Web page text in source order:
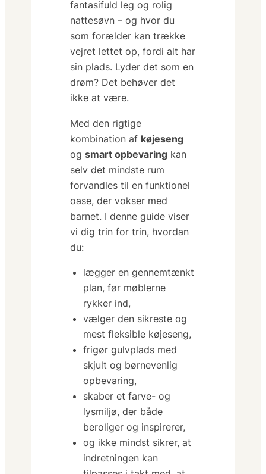
fantasifuld leg og rolig
nattesøvn – og hvor du
som forælder kan trække
vejret lettet op, fordi alt har
sin plads. Lyder det som en
drøm? Det behøver det
ikke at være.
Med den rigtige
kombination af køjeseng
ogsmart opbevaring kan
selv det mindste rum
forvandles til en funktionel
oase, der vokser med
barnet. I denne guide viser
vi dig trin for trin, hvordan
du:
lægger en gennemtænkt
plan, før møblerne
rykker ind,
vælger den sikreste og
mest fleksible køjeseng,
frigør gulvplads med
skjult og børnevenlig
opbevaring,
skaber et farve- og
lysmiljø, der både
beroliger og inspirerer,
og ikke mindst sikrer, at
indretningen kan